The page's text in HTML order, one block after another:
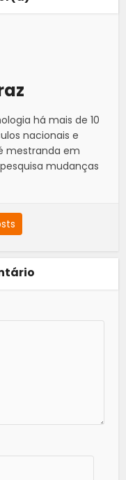
há mais de 10
nacionais e
mestranda em
mudanças